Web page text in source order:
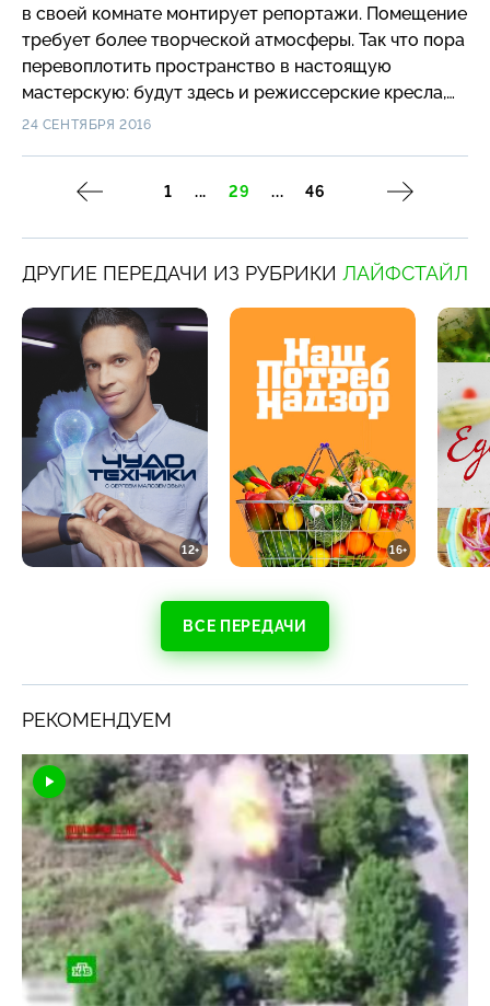
в своей комнате монтирует репортажи. Помещение
требует более творческой атмосферы. Так что пора
перевоплотить пространство в настоящую
мастерскую: будут здесь и режиссерские кресла,
и атмосфера телестудии, и, самое главное, все, кто
24 СЕНТЯБРЯ 2016
1 ... 29 ... 46
ДРУГИЕ ПЕРЕДАЧИ ИЗ РУБРИКИ ЛАЙФСТАЙЛ
12+ 16+
ВСЕ ПЕРЕДАЧИ
РЕКОМЕНДУЕМ